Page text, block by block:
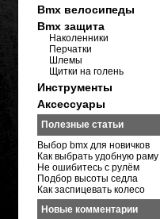
Bmx велосипеды
Bmx защита
Наколенники
Перчатки
Шлемы
Щитки на голень
Инструменты
Аксессуары
Полезные статьи
Выбор bmx для новичков
Как выбрать удобную раму
Не ошибитесь с рулём
Подбор высоты седла
Как заспицевать колесо
Новые комментарии